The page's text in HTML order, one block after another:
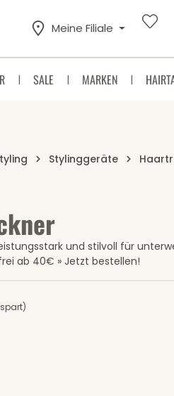
Meine Filiale
SALE MARKEN
Stylinggeräte
und stilvoll für
ab 40€ » Jetzt bestellen!